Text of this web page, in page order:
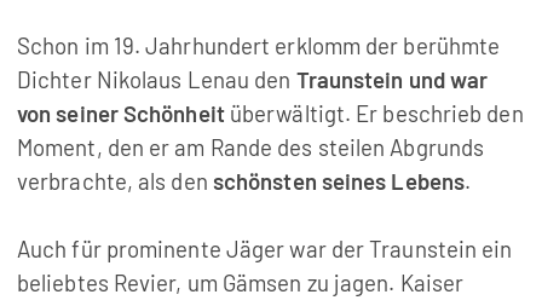
Schon im 19. Jahrhundert erklomm der berühmte
Dichter Nikolaus Lenau den Traunstein und war
von seiner Schönheitüberwältigt. Er beschrieb den
Moment, den er am Rande des steilen Abgrunds
verbrachte, als den schönsten seines Lebens.
Auch für prominente Jäger war der Traunstein ein
beliebtes Revier, um Gämsen zu jagen. Kaiser